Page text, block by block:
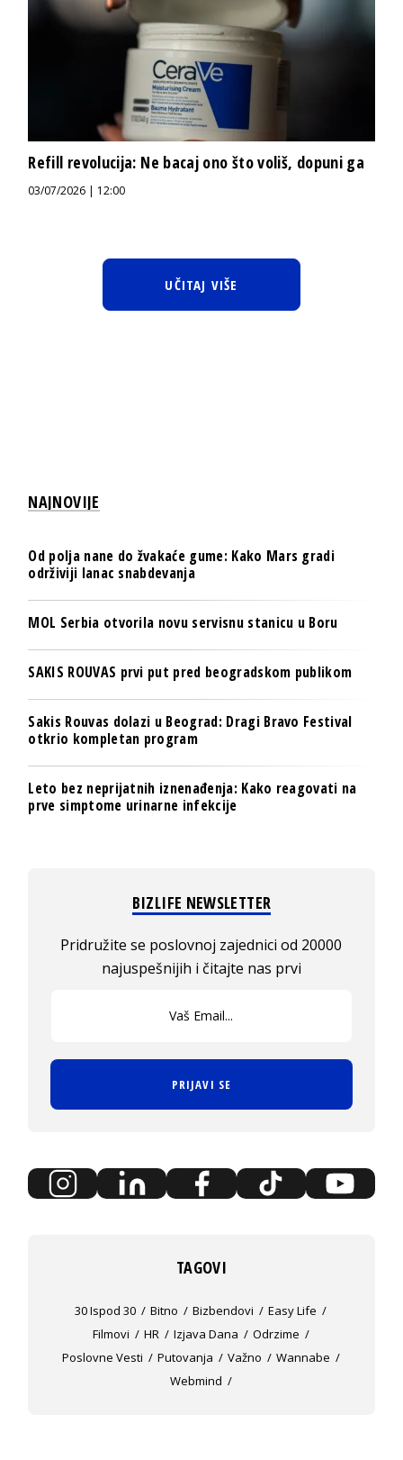
Refill revolucija: Ne bacaj ono što voliš, dopuni ga
03/07/2026 | 12:00
UČITAJ VIŠE
NAJNOVIJE
Od polja nane do žvakaće gume: Kako Mars gradi
održiviji lanac snabdevanja
MOL Serbia otvorila novu servisnu stanicu u Boru
SAKIS ROUVAS prvi put pred beogradskom publikom
Sakis Rouvas dolazi u Beograd: Dragi Bravo Festival
otkrio kompletan program
Leto bez neprijatnih iznenađenja: Kako reagovati na
prve simptome urinarne infekcije
BIZLIFE NEWSLETTER
Pridružite se poslovnoj zajednici od 20000
najuspešnijih i čitajte nas prvi
PRIJAVI SE
TAGOVI
30 Ispod 30 Bitno Bizbendovi
Easy Life
Filmovi
HR Izjava Dana
Odrzime
Poslovne Vesti
Putovanja Važno
Wannabe
Webmind